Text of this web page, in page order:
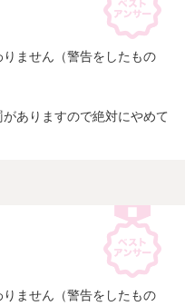
ません（警告をしたもの
ありますので絶対にやめて
ません（警告をしたもの